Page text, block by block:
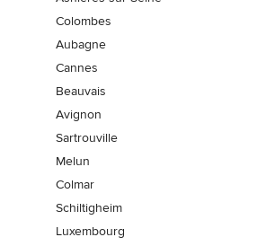
Colombes
Aubagne
Cannes
Beauvais
Avignon
Sartrouville
Melun
Colmar
Schiltigheim
Luxembourg